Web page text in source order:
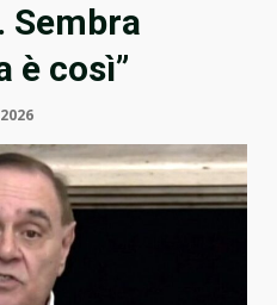
Sembra
è così”